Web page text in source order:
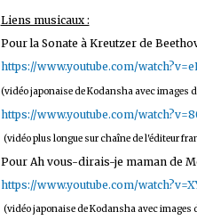
Liens musicaux :
Pour la Sonate à Kreutzer de
https://www.youtube.com/
(vidéo japonaise de Kodansha avec images
https://www.youtube.com/
(vidéo plus longue sur chaîne de l'éditeur
Pour Ah vous-dirais-je maman de
https://www.youtube.com/
(vidéo japonaise de Kodansha avec images